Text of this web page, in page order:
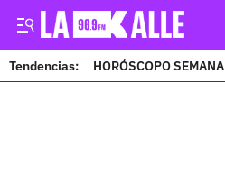
Tendencias: HORÓSCOPO